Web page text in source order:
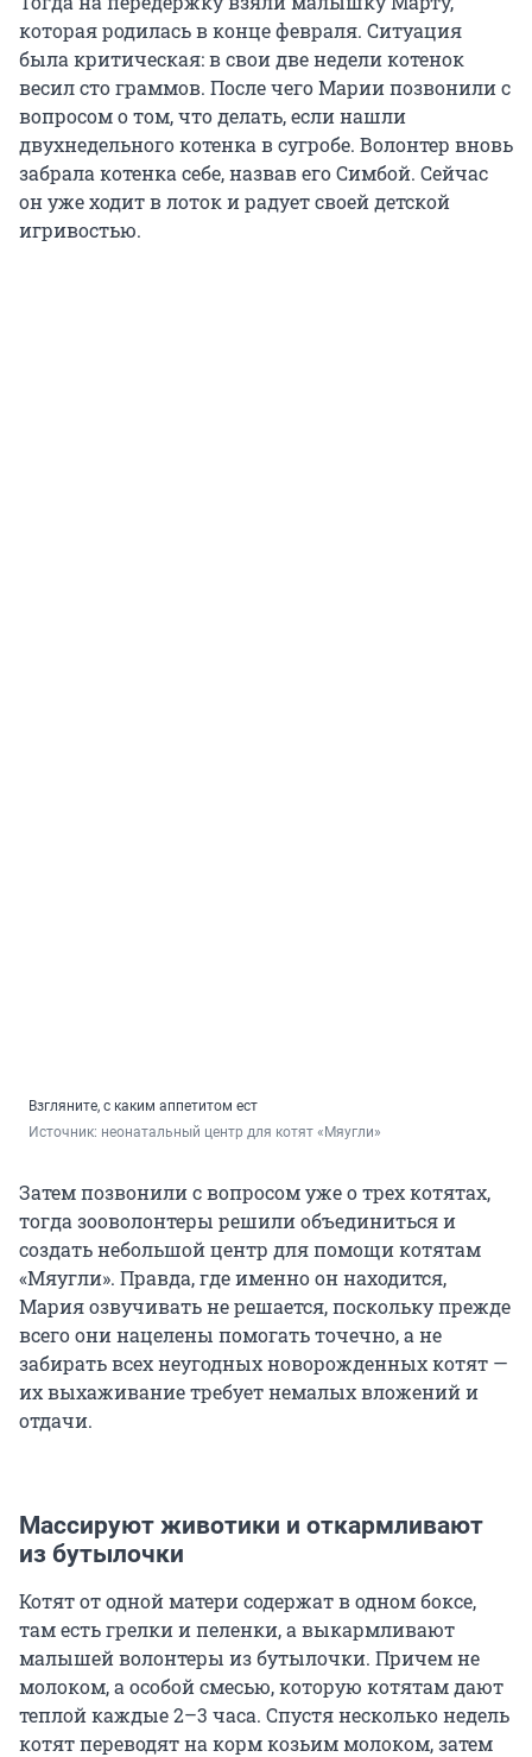
которая родилась в конце февраля. Ситуация
была критическая: в свои две недели котенок
весил сто граммов. После чего Марии позвонили с
вопросом о том, что делать, если нашли
двухнедельного котенка в сугробе. Волонтер вновь
забрала котенка себе, назвав его Симбой. Сейчас
он уже ходит в лоток и радует своей детской
игривостью.
Взгляните, с каким аппетитом ест
Источник: неонатальный центр для котят «Мяугли»
Затем позвонили с вопросом уже о трех котятах,
тогда зооволонтеры решили объединиться и
создать небольшой центр для помощи котятам
«Мяугли». Правда, где именно он находится,
Мария озвучивать не решается, поскольку прежде
всего они нацелены помогать точечно, а не
забирать всех неугодных новорожденных котят —
их выхаживание требует немалых вложений и
отдачи.
Массируют животики и откармливают
из бутылочки
Котят от одной матери содержат в одном боксе,
там есть грелки и пеленки, а выкармливают
малышей волонтеры из бутылочки. Причем не
молоком, а особой смесью, которую котятам дают
теплой каждые 2–3 часа. Спустя несколько недель
котят переводят на корм козьим молоком, затем